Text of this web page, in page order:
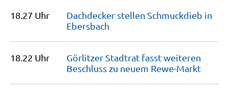
18.27 Uhr
Dachdecker stellen Schmuckdieb in
Ebersbach
18.22 Uhr
Görlitzer Stadtrat fasst weiteren
Beschluss zu neuem Rewe-Markt